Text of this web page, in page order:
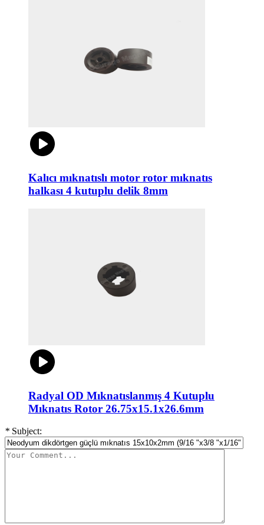
Kalıcı mıknatıslı motor rotor mıknatıs
halkası 4 kutuplu delik 8mm
Radyal OD Mıknatıslanmış 4 Kutuplu
Mıknatıs Rotor 26.75x15.1x26.6mm
* Subject: